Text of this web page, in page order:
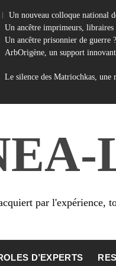
Un nouveau colloque national
Un ancêtre imprimeurs, libraires
Un ancêtre prisonnier de guerre
ArbOrigène, un support
Le silence des Matriochkas, une
par l'expérience,
D’EXPERTS